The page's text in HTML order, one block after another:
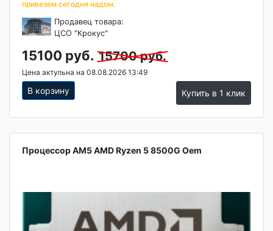
привезем сегодня надом.
Продавец товара:
ЦСО "Крокус"
15100 руб. 15700 руб.
Цена актульна на 08.08.2026 13:49
В корзину Купить в 1 клик
Процессор AM5 AMD Ryzen 5 8500G Oem